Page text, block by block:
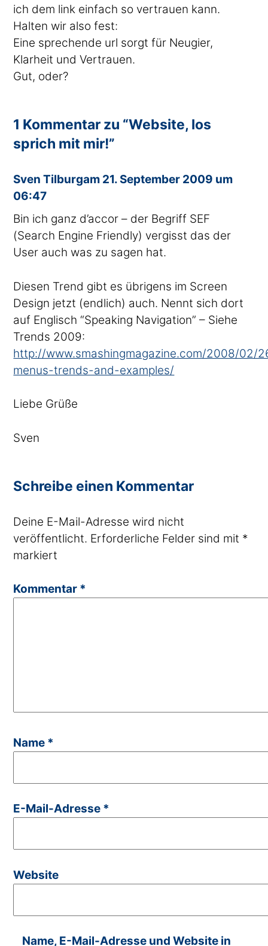
ich dem link einfach so vertrauen kann.
Halten wir also fest:
Eine sprechende url sorgt für Neugier,
Klarheit und Vertrauen.
Gut, oder?
1 Kommentar zu “Website, los
sprich mit mir!”
Sven Tilburgsagte
am 21. September 2009 um
06:47
Bin ich ganz d’accor – der Begriff SEF
(Search Engine Friendly) vergisst das der
User auch was zu sagen hat.
Diesen Trend gibt es übrigens im Screen
Design jetzt (endlich) auch. Nennt sich dort
auf Englisch “Speaking Navigation” – Siehe
Trends 2009:
http://www.smashingmagazine.com/2008/02/
menus-trends-and-examples/
Liebe Grüße
Sven
Schreibe einen Kommentar
Deine E-Mail-Adresse wird nicht
veröffentlicht. Erforderliche Felder sind mit *
markiert
Kommentar *
Name *
E-Mail-Adresse *
Website
Name, E-Mail-Adresse und Website in